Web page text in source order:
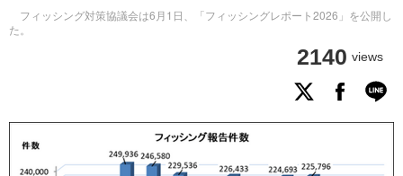
フィッシング対策協議会は6月1日、「フィッシングレポート2026」を公開し
た。
2140 views